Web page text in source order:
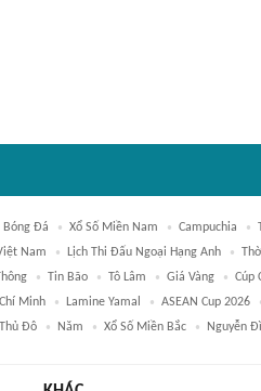
Bóng Đá Xổ Số Miền Nam Campuchia
Nam Lịch Thi Đấu Ngoại Hạng Anh
Tin Bão Tô Lâm Giá Vàng Cúp
Minh
Lamine Yamal ASEAN Cup 2026
Đô Năm Xổ Số Miền Bắc Nguyễn